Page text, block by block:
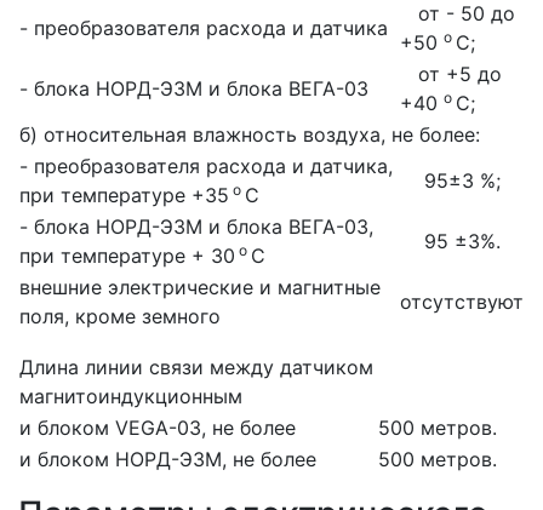
- преобразователя расхода и датчика
от - 50 до
+50 о С;
- блока НОРД-Э3М и блока ВЕГА-03
от +5 до
+40 о С;
б) относительная влажность воздуха, не более:
- преобразователя расхода и датчика,
при температуре +35 о С
95±3 %;
- блока НОРД-Э3М и блока ВЕГА-03,
при температуре + 30 о С
95 ±3%.
внешние электрические и магнитные
поля, кроме земного
отсутствуют
Длина линии связи между датчиком
магнитоиндукционным
и блоком VEGA-03, не более
500 метров.
и блоком НОРД-Э3М, не более
500 метров.